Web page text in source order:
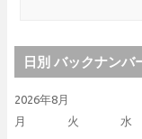
日別 バックナンバ
2026年8月
月
火 水